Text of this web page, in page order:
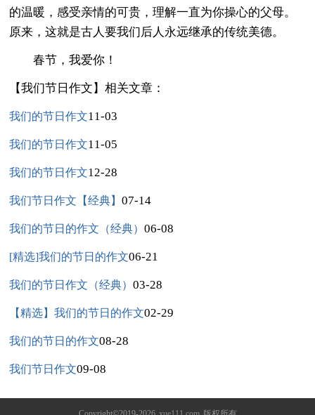
的温暖，感受亲情的可贵，理解一直为你操心的父母。
原来，这就是古人要我们后人永远继承的传统美德。
春节，我爱你！
【我们节日作文】相关文章：
我们的节日作文11-03
我们的节日作文11-05
我们的节日作文12-28
我们节日作文【经典】07-14
我们的节日的作文（经典）06-08
[精选]我们的节日的作文06-21
我们的节日作文（经典）03-28
【精选】我们的节日的作文02-29
我们的节日的作文08-28
我们节日作文09-08